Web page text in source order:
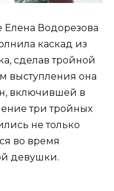
Водорезова
каскад из
сделав тройной
выступления она
включившей в
три тройных
не только
во время
девушки.